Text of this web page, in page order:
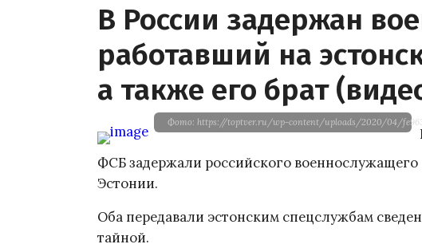
В России задержан
работавший на
а также его брат
Фото: https://toptver.ru/wp-content/uploads/2020/04/
ФСБ задержали российского
Эстонии.
Оба передавали эстонским спецслужбам
тайной.